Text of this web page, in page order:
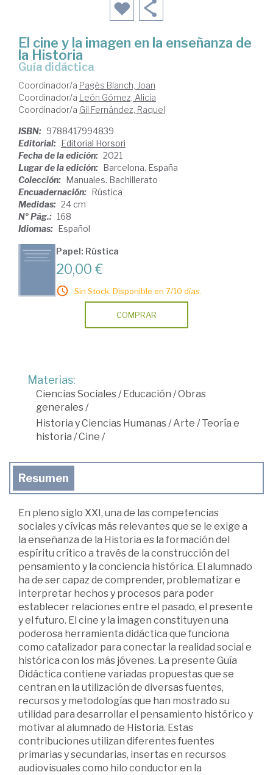
El cine y la imagen en la enseñanza de
la Historia
guía didáctica
Coordinador/a Pagès Blanch, Joan
Coordinador/a León Gómez, Alicia
Coordinador/a Gil Fernández, Raquel
ISBN: 9788417994839
Editorial: Editorial Horsori
Fecha de la edición: 2021
Lugar de la edición: Barcelona. España
Colección: Manuales. Bachillerato
Encuadernación: Rústica
Medidas: 24 cm
Nº Pág.: 168
Idiomas: Español
Papel: Rústica
20,00 €
Sin Stock. Disponible en 7/10 días.
COMPRAR
Materias:
Ciencias Sociales/Educación /Obras
generales/
Historia y Ciencias Humanas/Arte /Teoría e
historia /Cine /
Resumen
En pleno siglo XXI, una de las competencias
sociales y cívicas más relevantes que se le exige a
la enseñanza de la Historia es la formación del
espíritu crítico a través de la construcción del
pensamiento y la conciencia histórica. El alumnado
ha de ser capaz de comprender, problematizar e
interpretar hechos y procesos para poder
establecer relaciones entre el pasado, el presente
y el futuro. El cine y la imagen constituyen una
poderosa herramienta didáctica que funciona
como catalizador para conectar la realidad social e
histórica con los más jóvenes. La presente Guía
Didáctica contiene variadas propuestas que se
centran en la utilización de diversas fuentes,
recursos y metodologías que han mostrado su
utilidad para desarrollar el pensamiento histórico y
motivar al alumnado de Historia. Estas
contribuciones utilizan diferentes fuentes
primarias y secundarias, insertas en recursos
audiovisuales como hilo conductor en la